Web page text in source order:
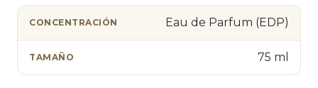
CONCENTRACIÓN Eau de Parfum (EDP)
TAMAÑO 75 ml